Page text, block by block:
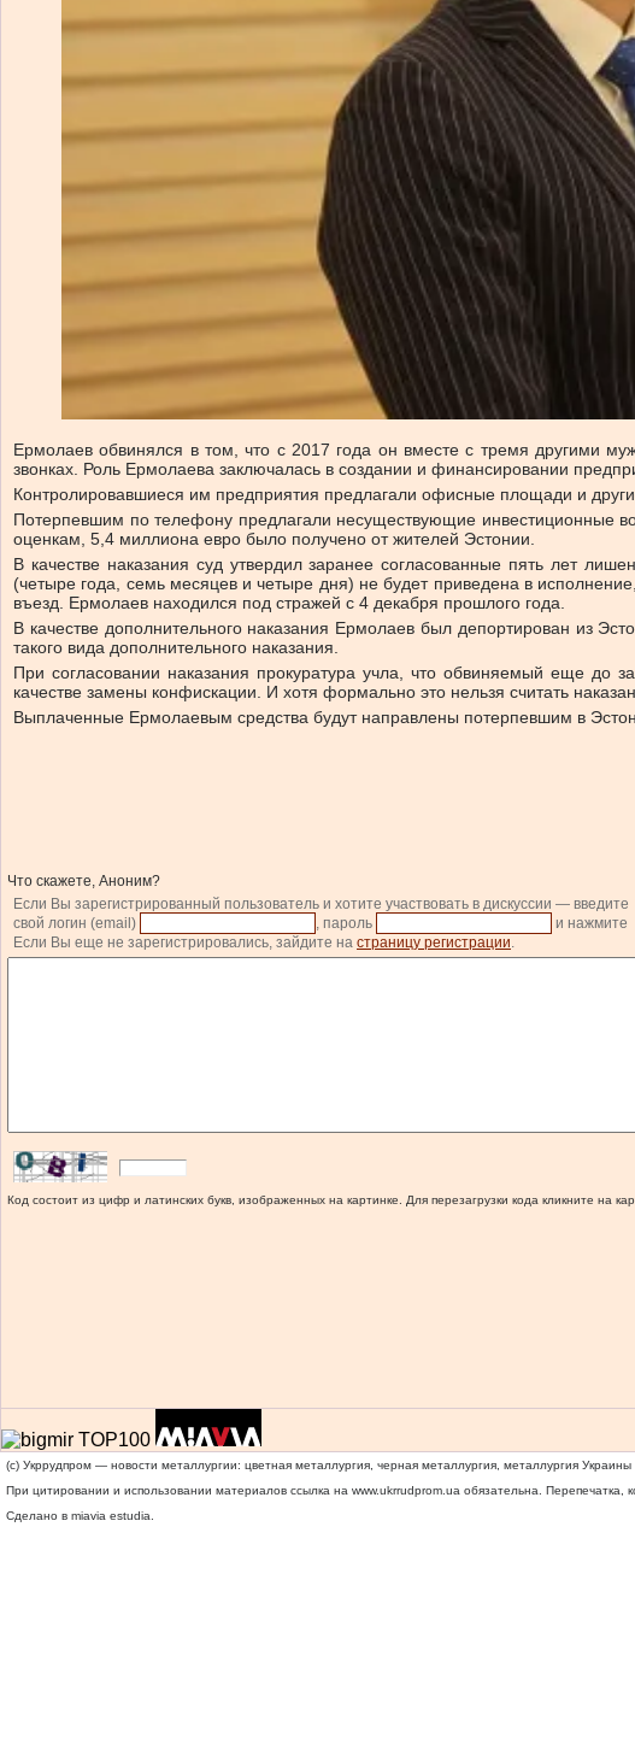
Ермолаев обвинялся в том, что с 2017 года он вместе с тремя другими
звонках. Роль Ермолаева заключалась в создании и финансировании
Контролировавшиеся им предприятия предлагали офисные площади и
Потерпевшим по телефону предлагали несуществующие инвестиционные
оценкам, 5,4 миллиона евро было получено от жителей Эстонии.
В качестве наказания суд утвердил заранее согласованные пять лет
(четыре года, семь месяцев и четыре дня) не будет приведена в
въезд. Ермолаев находился под стражей с 4 декабря прошлого года.
В качестве дополнительного наказания Ермолаев был депортирован из
такого вида дополнительного наказания.
При согласовании наказания прокуратура учла, что обвиняемый еще до
качестве замены конфискации. И хотя формально это нельзя считать
Выплаченные Ермолаевым средства будут направлены потерпевшим в
Что скажете, Аноним?
Если Вы зарегистрированный пользователь и хотите участвовать в дискуссии — введите
свой логин (email)
, пароль и нажмите
Если Вы еще не зарегистрировались, зайдите на страницу регистрации.
Код состоит из цифр и латинских букв, изображенных на картинке. Для перезагрузки кода кликните на
(c) Укррудпром — новости металлургии: цветная металлургия, черная металлургия, металлургия Украины
При цитировании и использовании материалов ссылка на www.ukrrudprom.ua обязательна. Перепечатка,
Сделано в miavia estudia.